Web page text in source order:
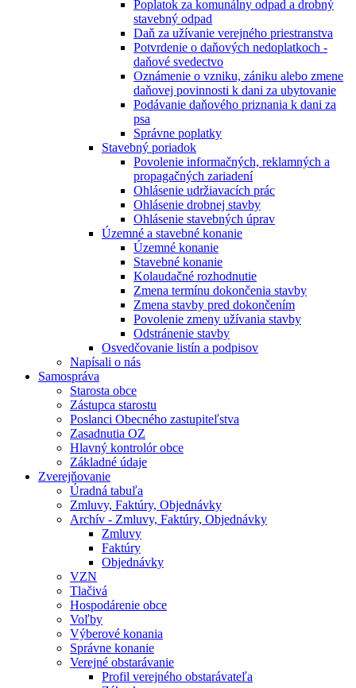
Poplatok za komunálny odpad a drobný
stavebný odpad
Daň za užívanie verejného priestranstva
Potvrdenie o daňových nedoplatkoch -
daňové svedectvo
Oznámenie o vzniku, zániku alebo zmene
daňovej povinnosti k dani za ubytovanie
Podávanie daňového priznania k dani za
psa
Správne poplatky
Stavebný poriadok
Povolenie informačných, reklamných a
propagačných zariadení
Ohlásenie udržiavacích prác
Ohlásenie drobnej stavby
Ohlásenie stavebných úprav
Územné a stavebné konanie
Územné konanie
Stavebné konanie
Kolaudačné rozhodnutie
Zmena termínu dokončenia stavby
Zmena stavby pred dokončením
Povolenie zmeny užívania stavby
Odstránenie stavby
Osvedčovanie listín a podpisov
Napísali o nás
Samospráva
Starosta obce
Zástupca starostu
Poslanci Obecného zastupiteľstva
Zasadnutia OZ
Hlavný kontrolór obce
Základné údaje
Zverejňovanie
Úradná tabuľa
Zmluvy, Faktúry, Objednávky
Archív - Zmluvy, Faktúry, Objednávky
Zmluvy
Faktúry
Objednávky
VZN
Tlačivá
Hospodárenie obce
Voľby
Výberové konania
Správne konanie
Verejné obstarávanie
Profil verejného obstarávateľa